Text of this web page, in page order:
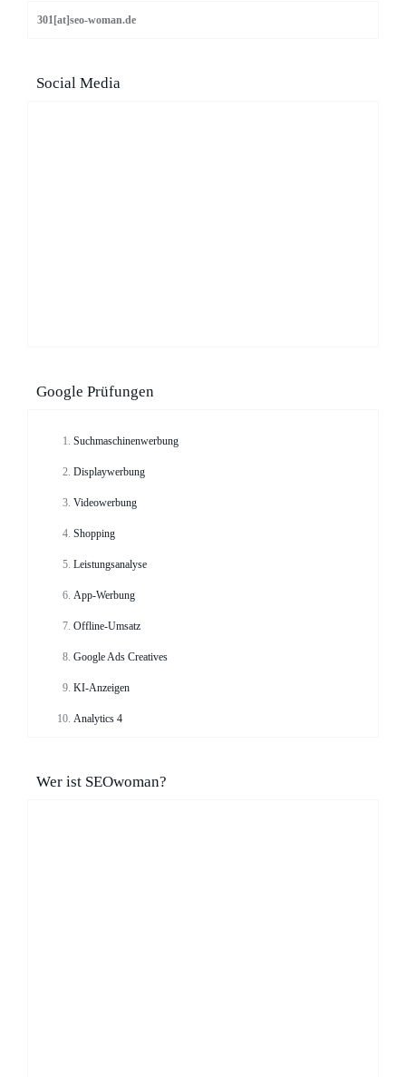
301[at]seo-woman.de
Social Media
Google Prüfungen
Suchmaschinenwerbung
Displaywerbung
Videowerbung
Shopping
Leistungsanalyse
App-Werbung
Offline-Umsatz
Google Ads Creatives
KI-Anzeigen
Analytics 4
Wer ist SEOwoman?